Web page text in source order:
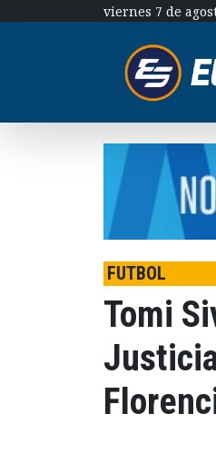
viernes 7 de
FUTBOL
Tomi